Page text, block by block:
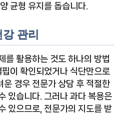
균형 유지를 돕습니다.
관리
를 활용하는 것도 하나의 방법
이 확인되었거나 식단만으로
운 경우 전문가 상담 후 적절한
있습니다. 그러나 과다 복용은
있으므로, 전문가의 지도를 받